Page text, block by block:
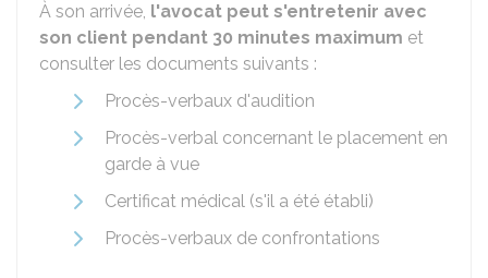
À son arrivée, l'avocat peut s'entretenir avec
son client pendant 30 minutes maximum et
consulter les documents suivants :
Procès-verbaux d'audition
Procès-verbal concernant le placement en
garde à vue
Certificat médical (s'il a été établi)
Procès-verbaux de confrontations